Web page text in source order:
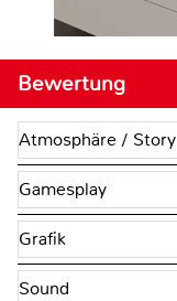
Bewertung
Atmosphäre / Story
Gamesplay
Grafik
Sound